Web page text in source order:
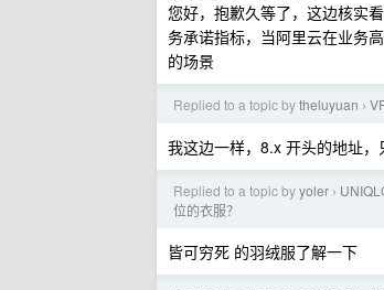
您好，抱歉久等了，这边核实
务承诺指标，当阿里云在业务
的场景
Replied to a topic bytheluyuan ›
我这边一样，8.x 开头的地址
Replied to a topic byyoler ›
位的衣服？
皆可穷死 的羽绒服了解一下